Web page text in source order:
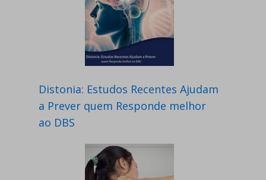
Distonia: Estudos Recentes Ajudam
a Prever quem Responde melhor
ao DBS